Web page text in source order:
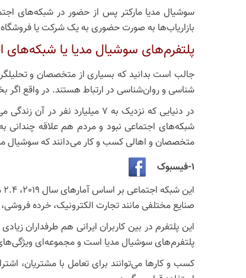
سوشیال مدیا مارکتر پس از حضور در شبکه‌های
بازاریاب‌ها به صورت حضوری به یک شرکت یا
پلتفرم‌های سوشیال مدیا یا شبکه‌های
جالب است بدانید که بسیاری از متخصصان و
شناسی و روان‌شناسی در ارتباط هستند. در واقع اگر
شبکه‌های اجتماعی نبود و مردم هم علاقه چندانی
متخصصان و اهالی کسب و کار می‌دانند که سوشیال
1-فیسبوک
صنایع مختلفی مانند تجارت الکترونیک، خرده
این پلتفرم در بین کاربران ایرانی هم طرفداران
پلتفرم‌های سوشیال مدیا است و مجموعه‌ای
کسب و کارها می‌توانند برای تعامل با مشتریان،